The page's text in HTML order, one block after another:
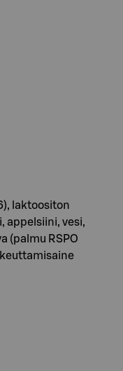
laktoositon
appelsiini, vesi,
(palmu RSPO